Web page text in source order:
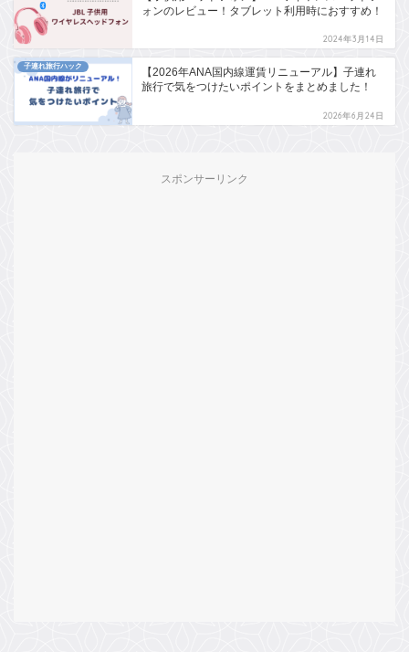
ォンのレビュー！タブレット利用時におすすめ！
2024年3月14日
子連れ旅行ハック
【2026年ANA国内線運賃リニューアル】子連れ
旅行で気をつけたいポイントをまとめました！
2026年6月24日
スポンサーリンク